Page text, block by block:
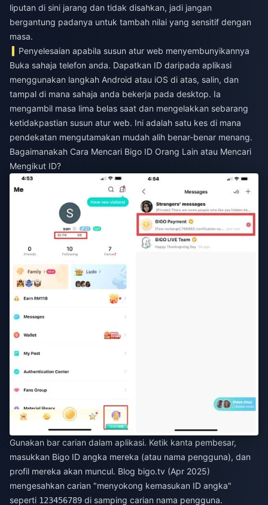
liputan di sini jarang dan tidak disahkan, jadi jangan
bergantung padanya untuk tambah nilai yang sensitif dengan
masa.
Penyelesaian apabila susun atur web menyembunyikannya
Buka sahaja telefon anda. Dapatkan ID daripada aplikasi
menggunakan langkah Android atau iOS di atas, salin, dan
tampal di mana sahaja anda bekerja pada desktop. Ia
mengambil masa lima belas saat dan mengelakkan sebarang
ketidakpastian susun atur web. Ini adalah satu kes di mana
pendekatan mengutamakan mudah alih benar-benar menang.
Bagaimanakah Cara Mencari Bigo ID Orang Lain atau Mencari
Mengikut ID?
Gunakan bar carian dalam aplikasi. Ketik kanta pembesar,
masukkan Bigo ID angka mereka (atau nama pengguna), dan
profil mereka akan muncul. Blog bigo.tv (Apr 2025)
mengesahkan carian "menyokong kemasukan ID angka"
seperti 123456789 di samping carian nama pengguna.